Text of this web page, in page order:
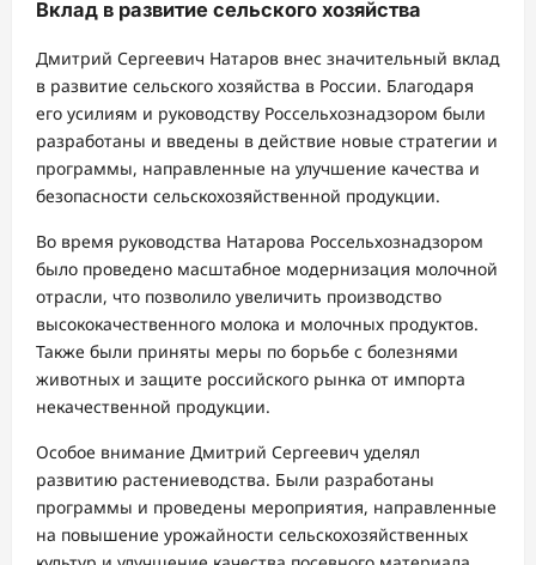
Вклад в развитие сельского хозяйства
Дмитрий Сергеевич Натаров внес значительный вклад
в развитие сельского хозяйства в России. Благодаря
его усилиям и руководству Россельхознадзором были
разработаны и введены в действие новые стратегии и
программы, направленные на улучшение качества и
безопасности сельскохозяйственной продукции.
Во время руководства Натарова Россельхознадзором
было проведено масштабное модернизация молочной
отрасли, что позволило увеличить производство
высококачественного молока и молочных продуктов.
Также были приняты меры по борьбе с болезнями
животных и защите российского рынка от импорта
некачественной продукции.
Особое внимание Дмитрий Сергеевич уделял
развитию растениеводства. Были разработаны
программы и проведены мероприятия, направленные
на повышение урожайности сельскохозяйственных